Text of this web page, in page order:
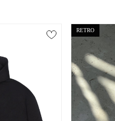
RETRO